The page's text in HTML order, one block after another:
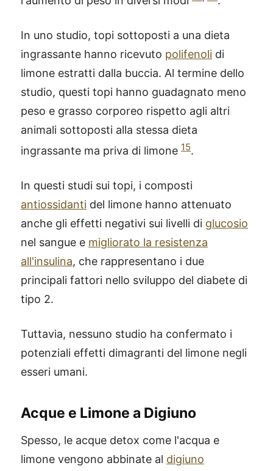
In uno studio, topi sottoposti a una dieta
ingrassante hanno ricevuto polifenoli di
limone estratti dalla buccia. Al termine dello
studio, questi topi hanno guadagnato meno
peso e grasso corporeo rispetto agli altri
animali sottoposti alla stessa dieta
ingrassante ma priva di limone 15.
In questi studi sui topi, i composti
antiossidanti del limone hanno attenuato
anche gli effetti negativi sui livelli di glucosio
nel sangue e migliorato la resistenza
all'insulina, che rappresentano i due
principali fattori nello sviluppo del diabete di
tipo 2.
Tuttavia, nessuno studio ha confermato i
potenziali effetti dimagranti del limone negli
esseri umani.
Acque e Limone a Digiuno
Spesso, le acque detox come l'acqua e
limone vengono abbinate al digiuno